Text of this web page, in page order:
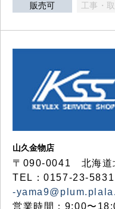
販売可 工事・
山久金物店
〒090-0041 北海道
TEL：0157-23-
-
営業時間：9:00〜